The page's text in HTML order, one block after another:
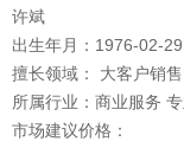
许斌
出生年月：1976-02-
擅长领域： 大客户销
所属行业：商业服务
市场建议价格：